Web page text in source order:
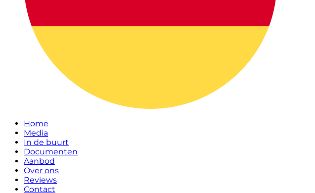
Home
Media
In de buurt
Documenten
Aanbod
Over ons
Reviews
Contact